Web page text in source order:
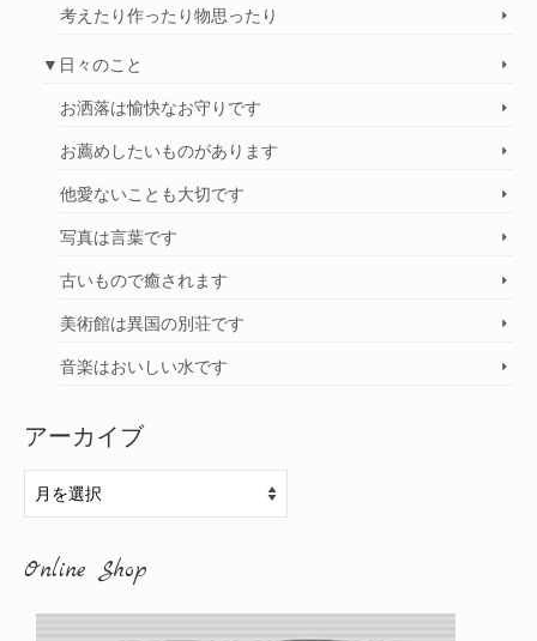
考えたり作ったり物思ったり
▼日々のこと
お洒落は愉快なお守りです
お薦めしたいものがあります
他愛ないことも大切です
写真は言葉です
古いもので癒されます
美術館は異国の別荘です
音楽はおいしい水です
アーカイブ
ア
ー
ブ
Online Shop